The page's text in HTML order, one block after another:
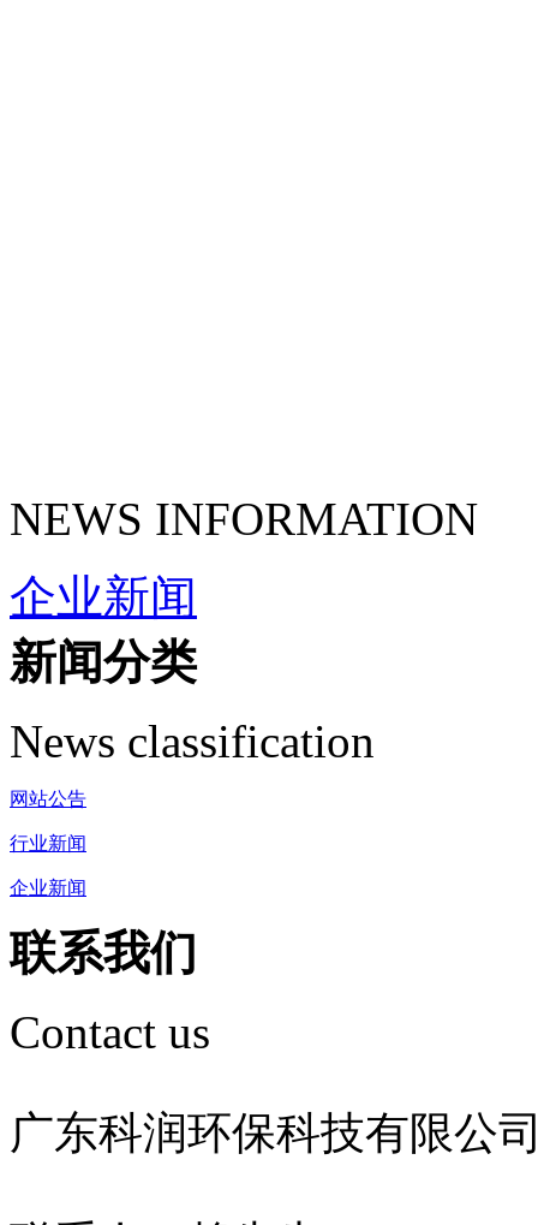
NEWS INFORMATION
企业新闻
新闻分类
News classification
网站公告
行业新闻
企业新闻
联系我们
Contact us
广东科润环保科技有限公